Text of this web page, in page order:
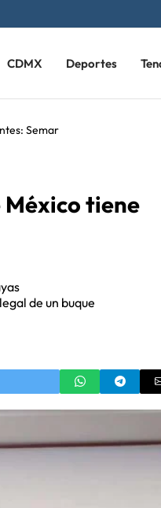
CDMX Deportes
Semar
tiene
de un buque